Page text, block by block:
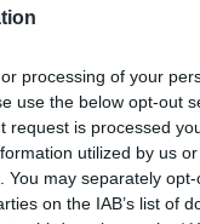
processing of your
use the below opt-out
request is processed
utilized by us
may separately
on the IAB’s list of
δυνατή